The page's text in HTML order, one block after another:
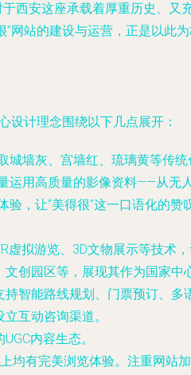
西安这座承载着厚重历史、又
站的建设与运营，正是以此
设计理念围绕以下几点展开：
城墙灰、宫墙红、琉璃黄等传
用高质量的影像资料——从无
，让“美得很”这一口语化的赞
拟游览、3D文物展示等技术，
创园区等，展现其作为国家中
智能路线规划、门票预订、多
互动咨询渠道。
内容生态。
均有完美浏览体验。注重网站